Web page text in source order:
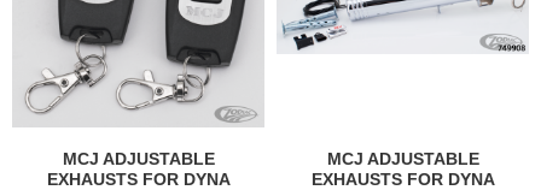
MCJ ADJUSTABLE
EXHAUSTS FOR DYNA
MCJ ADJUSTABLE
EXHAUSTS FOR DYNA